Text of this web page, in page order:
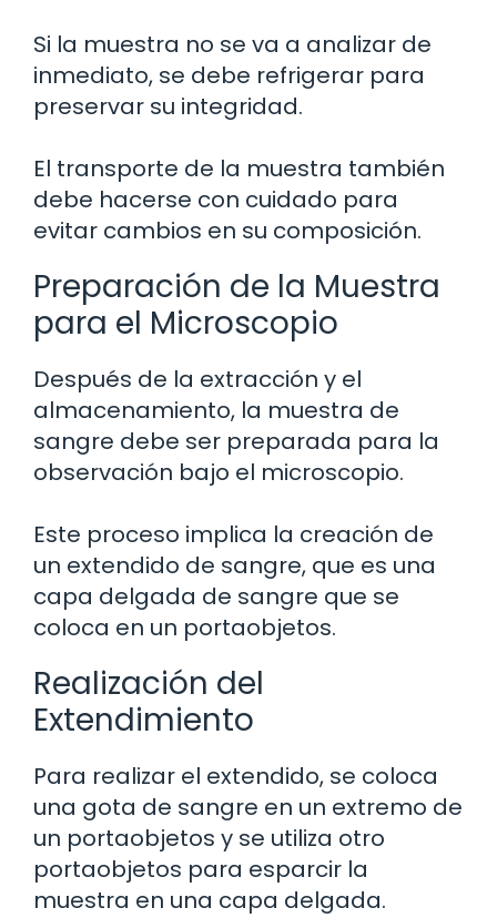
Si la muestra no se va a analizar de
inmediato, se debe refrigerar para
preservar su integridad.
El transporte de la muestra también
debe hacerse con cuidado para
evitar cambios en su composición.
Preparación de la Muestra
para el Microscopio
Después de la extracción y el
almacenamiento, la muestra de
sangre debe ser preparada para la
observación bajo el microscopio.
Este proceso implica la creación de
un extendido de sangre, que es una
capa delgada de sangre que se
coloca en un portaobjetos.
Realización del
Extendimiento
Para realizar el extendido, se coloca
una gota de sangre en un extremo de
un portaobjetos y se utiliza otro
portaobjetos para esparcir la
muestra en una capa delgada.